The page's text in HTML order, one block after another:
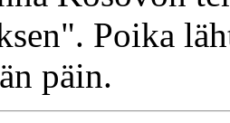
Poika
päin.